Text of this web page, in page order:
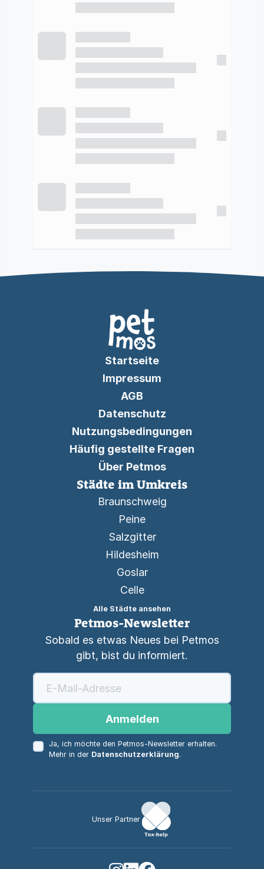
Startseite
Impressum
AGB
Datenschutz
Nutzungsbedingungen
Häufig gestellte Fragen
Über Petmos
Städte im Umkreis
Braunschweig
Peine
Salzgitter
Hildesheim
Goslar
Celle
Alle Städte ansehen
Petmos-Newsletter
Sobald es etwas Neues bei Petmos
gibt, bist du informiert.
Anmelden
Ja, ich möchte den Petmos-Newsletter erhalten.
Mehr in der Datenschutzerklärung.
Unser Partner